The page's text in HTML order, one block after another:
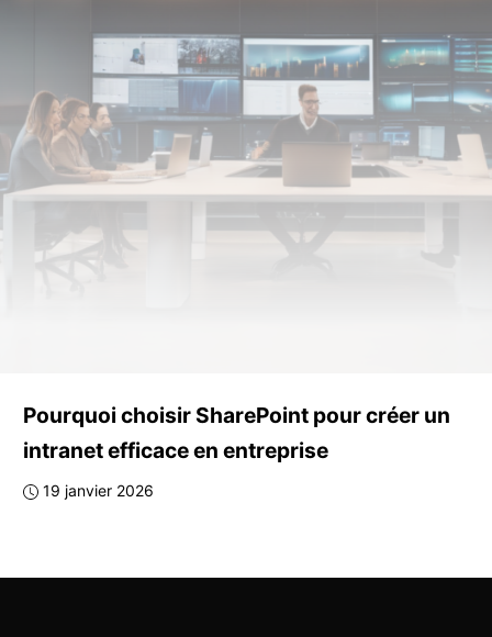
Pourquoi choisir SharePoint pour créer un
intranet efficace en entreprise
19 janvier 2026